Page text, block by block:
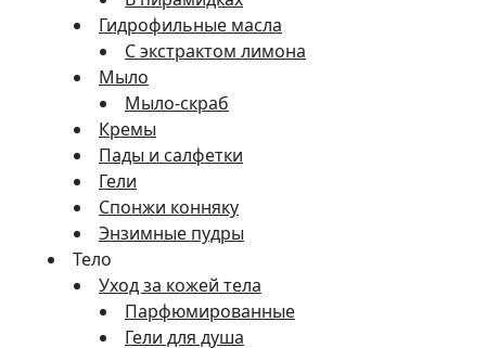
Гидрофильные масла
С экстрактом лимона
Мыло
Мыло-скраб
Кремы
Пады и салфетки
Гели
Спонжи конняку
Энзимные пудры
Тело
Уход за кожей тела
Парфюмированные
Гели для душа